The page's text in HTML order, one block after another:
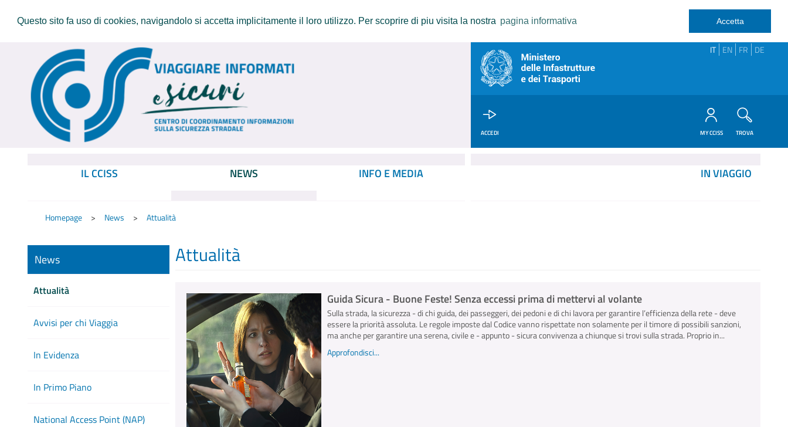
Questo sito fa uso di cookies, navigandolo si accetta implicitamente il loro utilizzo. Per scoprire di piu visita la nostra pagina informativa Accetta
IT EN FR DE
ACCEDI MY CCISS TROVA
IL CCISS NEWS INFO E MEDIA IN VIAGGIO
Homepage News Attualità
News
Attualità
Avvisi per chi Viaggia
In Evidenza
In Primo Piano
National Access Point (NAP)
Attualità
Guida Sicura - Buone Feste! Senza eccessi prima di mettervi al volante
Sulla strada, la sicurezza - di chi guida, dei passeggeri, dei pedoni e di chi lavora per garantire l’efficienza della rete - deve
essere la priorità assoluta. Le regole imposte dal Codice vanno rispettate non solamente per il timore di possibili sanzioni,
ma anche per garantire una serena, civile e - appunto - sicura convivenza a chiunque si trovi sulla strada. Proprio in...
Approfondisci...